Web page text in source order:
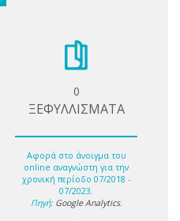
0
ΞΕΦΥΛΛΙΣΜΑΤΑ
Αφορά στο άνοιγμα του
online αναγνώστη για την
χρονική περίοδο 07/2018 -
07/2023.
Πηγή: Google Analytics.